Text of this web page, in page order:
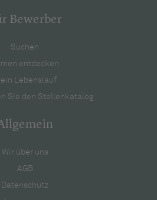
Bewerber
Suchen
entdecken
Lebenslauf
Sie den Stellenkatalog
Wir über uns
AGB
Datenschutz